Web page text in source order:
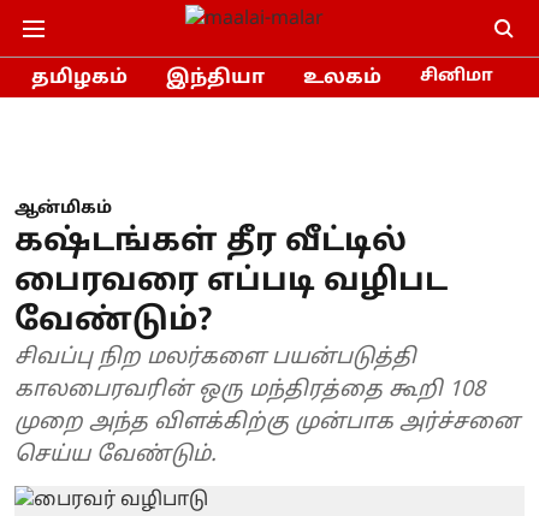
தமிழகம் இந்தியா உலகம் சினிமா
ஆன்மிகம்
கஷ்டங்கள் தீர வீட்டில்
பைரவரை எப்படி வழிபட
வேண்டும்?
சிவப்பு நிற மலர்களை பயன்படுத்தி
காலபைரவரின் ஒரு மந்திரத்தை கூறி 108
முறை அந்த விளக்கிற்கு முன்பாக அர்ச்சனை
செய்ய வேண்டும்.